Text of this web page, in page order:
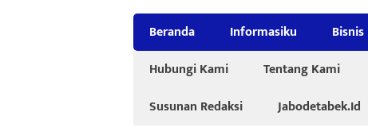
Beranda Informasiku Bisnis
Hubungi Kami
Tentang Kami
Susunan Redaksi
Jabodetabek.Id